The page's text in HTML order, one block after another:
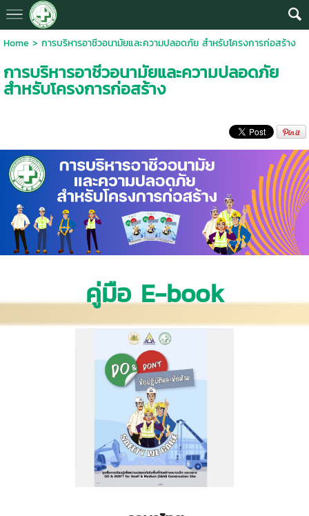
Home > การบริหารอาชีวอนามัยและความปลอดภัย สำหรับโครงการก่อสร้าง
การบริหารอาชีวอนามัยและความปลอดภัย
สำหรับโครงการก่อสร้าง
คู่มือ E-book